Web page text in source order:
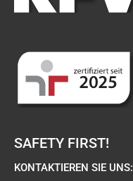
SAFETY FIRST!
KONTAKTIEREN SIE UNS: